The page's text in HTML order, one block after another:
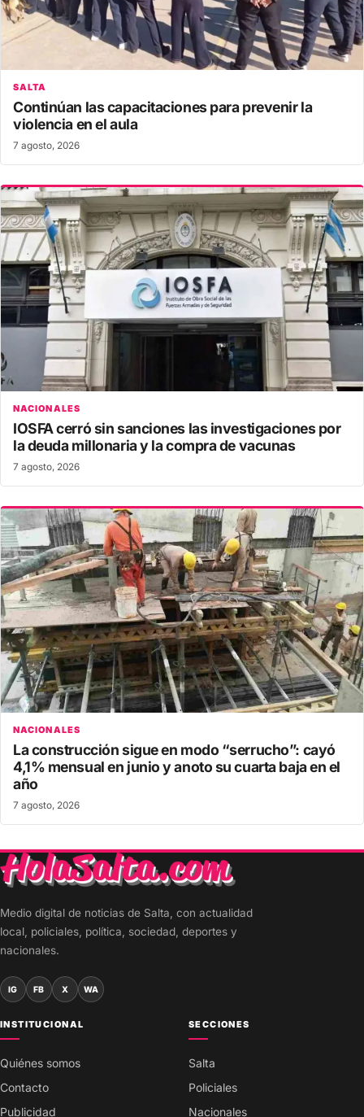
SALTA
Continúan las capacitaciones para prevenir la
violencia en el aula
7 agosto, 2026
NACIONALES
IOSFA cerró sin sanciones las investigaciones por
la deuda millonaria y la compra de vacunas
7 agosto, 2026
NACIONALES
La construcción sigue en modo “serrucho”: cayó
4,1% mensual en junio y anoto su cuarta baja en el
año
7 agosto, 2026
Medio digital de noticias de Salta, con actualidad
local, policiales, política, sociedad, deportes y
nacionales.
IG FB X WA
INSTITUCIONAL
Quiénes somos
Contacto
Publicidad
SECCIONES
Salta
Policiales
Nacionales